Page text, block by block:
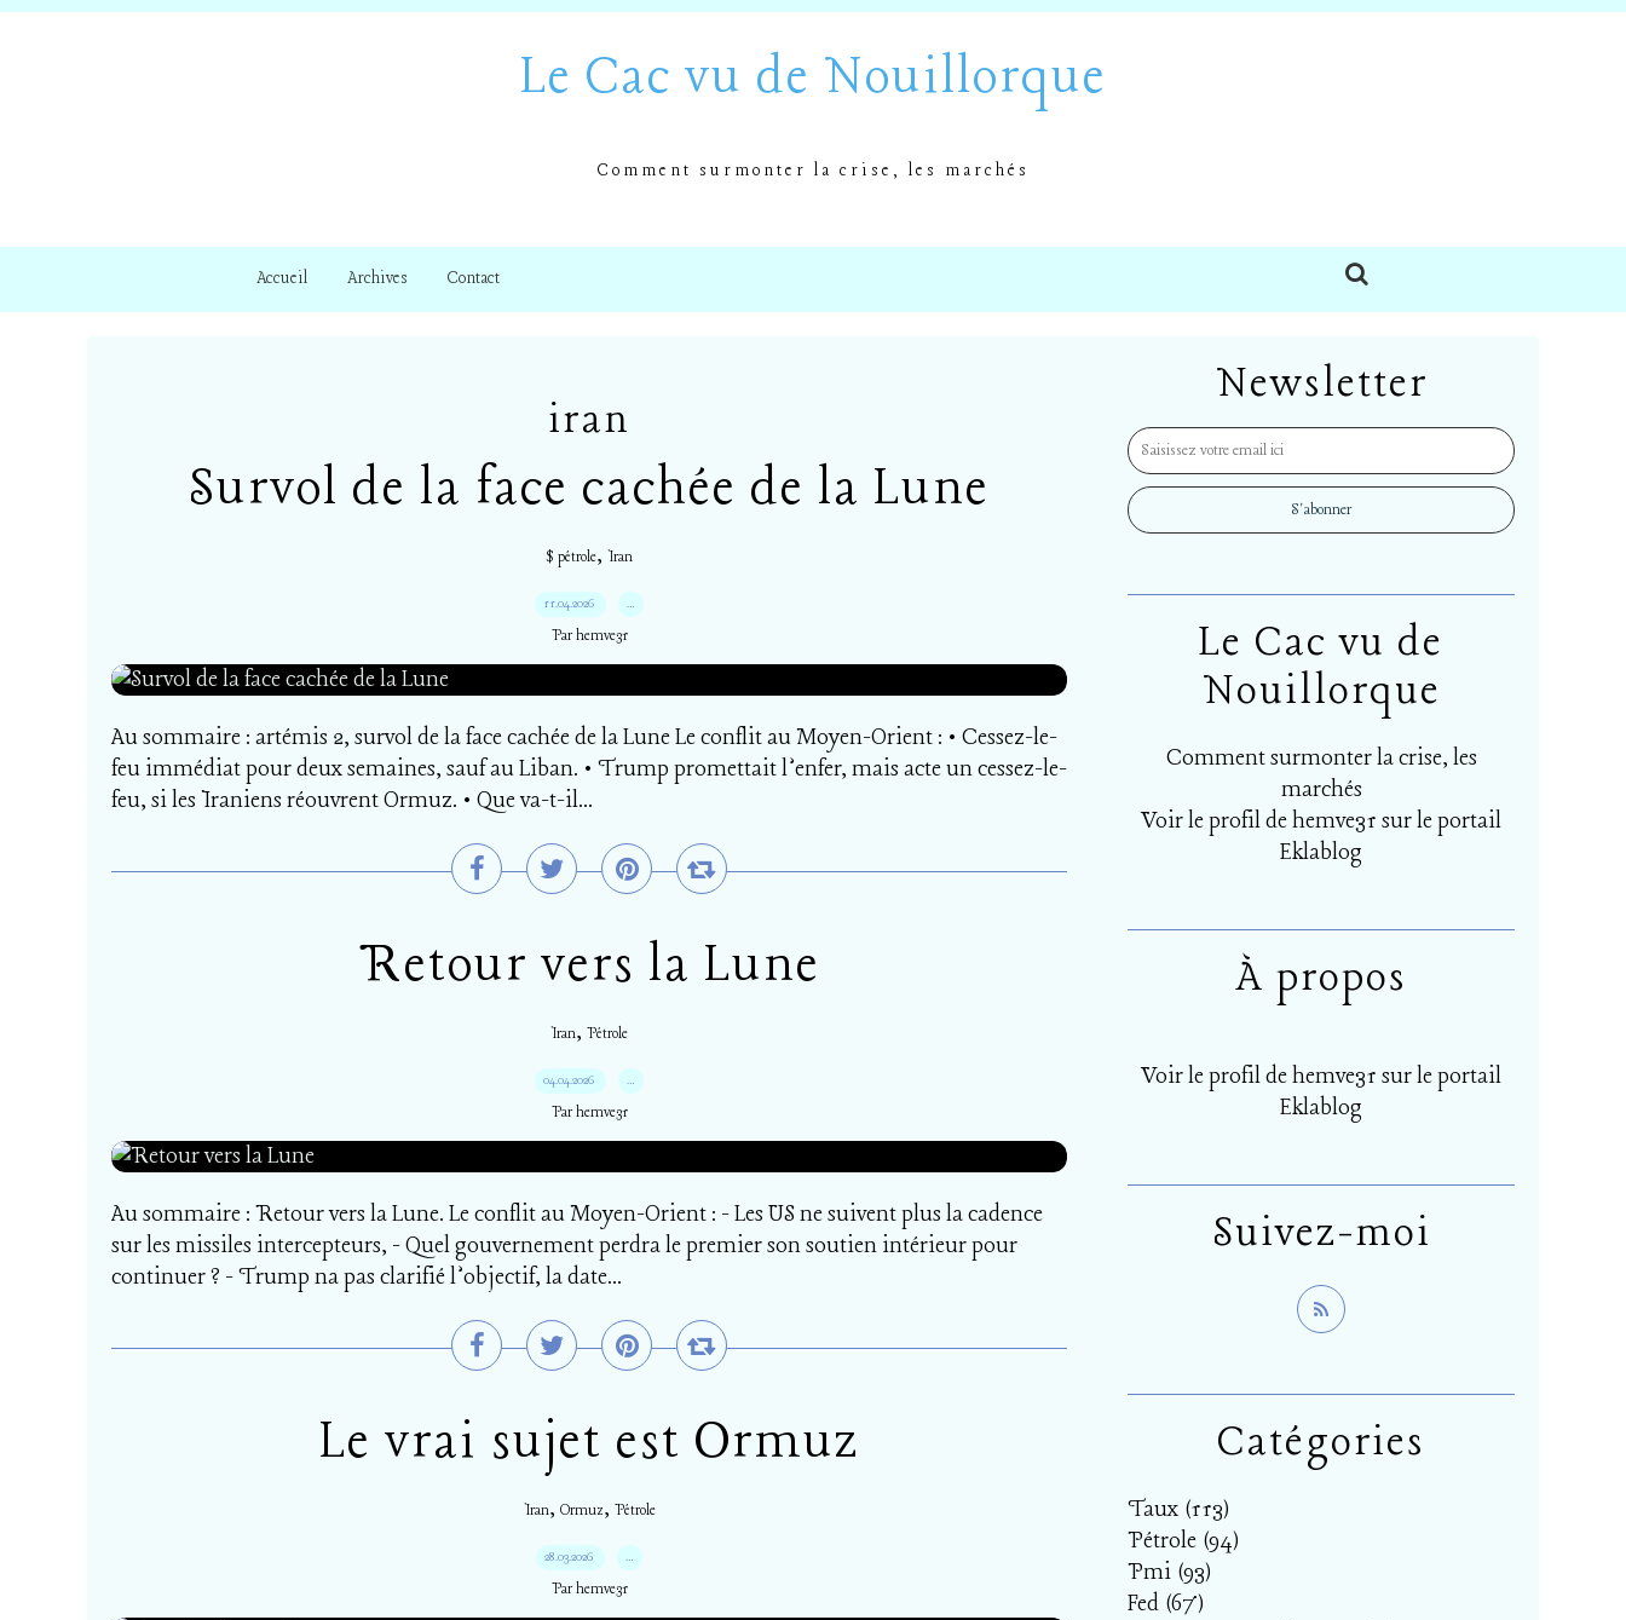
Le Cac vu de Nouillorque
Comment surmonter la crise, les marchés
Accueil Archives Contact
iran
Survol de la face cachée de la Lune
$ pétrole, Iran
11.04.2026 …
Par hemve31
Au sommaire : artémis 2, survol de la face cachée de la Lune Le conflit au Moyen-Orient : • Cessez-le-
feu immédiat pour deux semaines, sauf au Liban. • Trump promettait l’enfer, mais acte un cessez-le-
feu, si les Iraniens réouvrent Ormuz. • Que va-t-il...
Retour vers la Lune
Iran, Pétrole
04.04.2026 …
Par hemve31
Au sommaire : Retour vers la Lune. Le conflit au Moyen-Orient : - Les US ne suivent plus la cadence
sur les missiles intercepteurs, - Quel gouvernement perdra le premier son soutien intérieur pour
continuer ? - Trump na pas clarifié l’objectif, la date...
Le vrai sujet est Ormuz
Iran, Ormuz, Pétrole
28.03.2026 …
Par hemve31
Newsletter
Catégories
Taux (113)
Pétrole (94)
Pmi (93)
Fed (67)
Le Cac vu de
Nouillorque
Comment surmonter la crise, les
marchés
Voir le profil dehemve31 sur le portail
Eklablog
Suivez-moi
À propos
Voir le profil dehemve31 sur le portail
Eklablog